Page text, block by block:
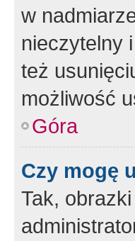
w
nieczytelny
też
możliwość
Góra
Czy mogę
Tak,